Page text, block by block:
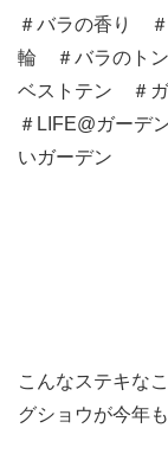
＃バラの香り
輪 ＃バラのト
ベストテン ＃
＃LIFE@ガー
いガーデン
こんなステキな
グショウが今年も